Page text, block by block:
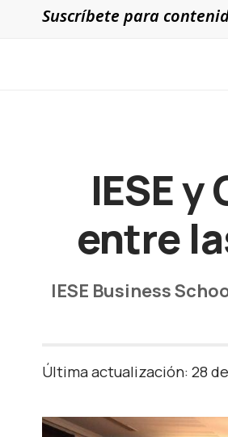
Suscríbete para
IESE
entre
IESE Business
Última actualización: 28